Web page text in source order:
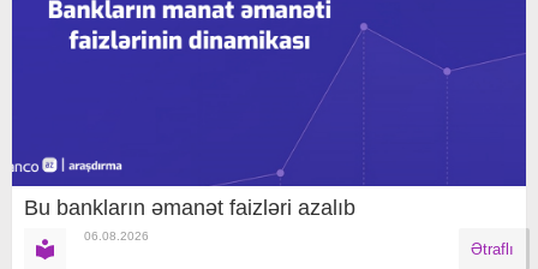
Bu bankların əmanət faizləri azalıb
06.08.2026
Ətraflı